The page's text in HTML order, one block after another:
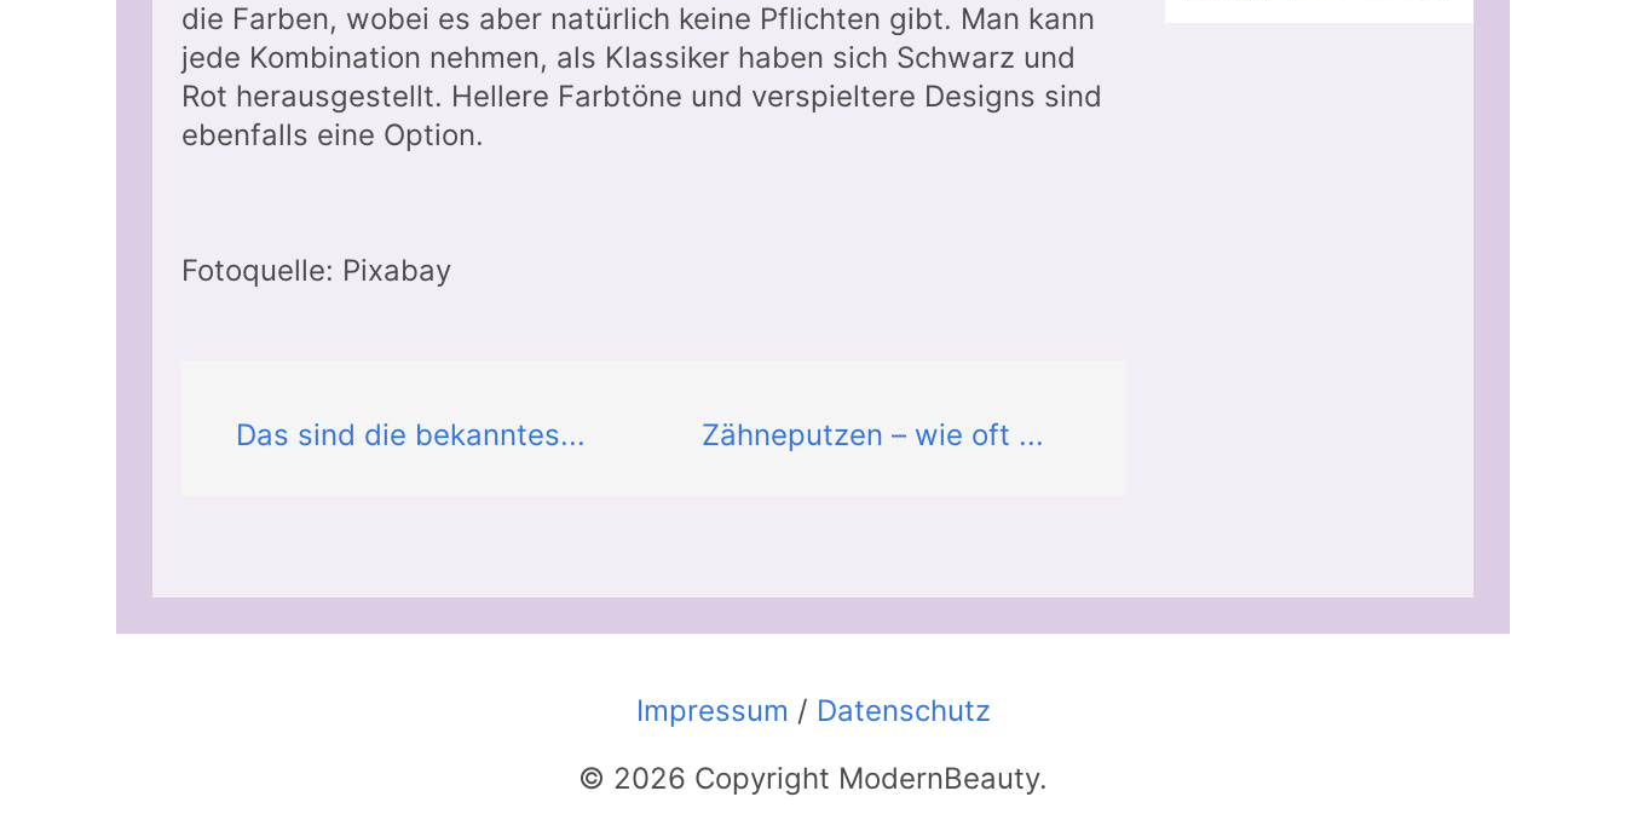
die Farben, wobei es aber natürlich keine Pflichten gibt. Man kann
jede Kombination nehmen, als Klassiker haben sich Schwarz und
Rot herausgestellt. Hellere Farbtöne und verspieltere Designs sind
ebenfalls eine Option.
Fotoquelle: Pixabay
Das sind die bekanntes... Zähneputzen – wie oft ...
Impressum / Datenschutz
© 2026 Copyright ModernBeauty.